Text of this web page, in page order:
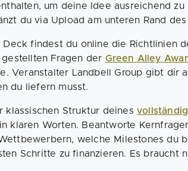
um deine Idee ausreichend zu
du via Upload am unteren Rand
Deck findest du online die Richtlinien
Fragen der Green Alley
Veranstalter Landbell Group gibt dir
du liefern musst.
klassischen Struktur deines
klaren Worten. Beantworte
welche Milestones du
Schritte zu finanzieren. Es braucht